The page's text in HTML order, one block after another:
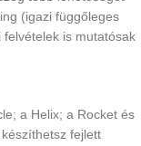
(igazi függőleges
is mutatósak
a Helix; a Rocket és
fejlett